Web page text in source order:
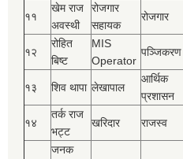
११
खेम राज
अवस्थी
रोजगार
सहायक
रोजगार
१२
रोहित
बिष्‍ट
MIS
Operator
पञ्‍जिकरण
१३ शिव थापा लेखापाल
आर्थिक
प्रशासन
१४
तर्क राज
भट्ट
खरिदार राजस्‍व
जनक